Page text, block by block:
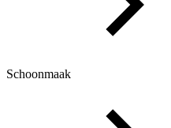
Schoonmaak